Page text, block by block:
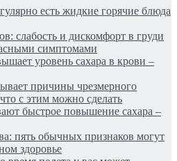
есть жидкие горячие блюда
слабость и дискомфорт в груди
симптомами
уровень сахара в крови –
причины чрезмерного
с этим можно сделать
быстрое повышение сахара –
пять обычных признаков могут
здоровье